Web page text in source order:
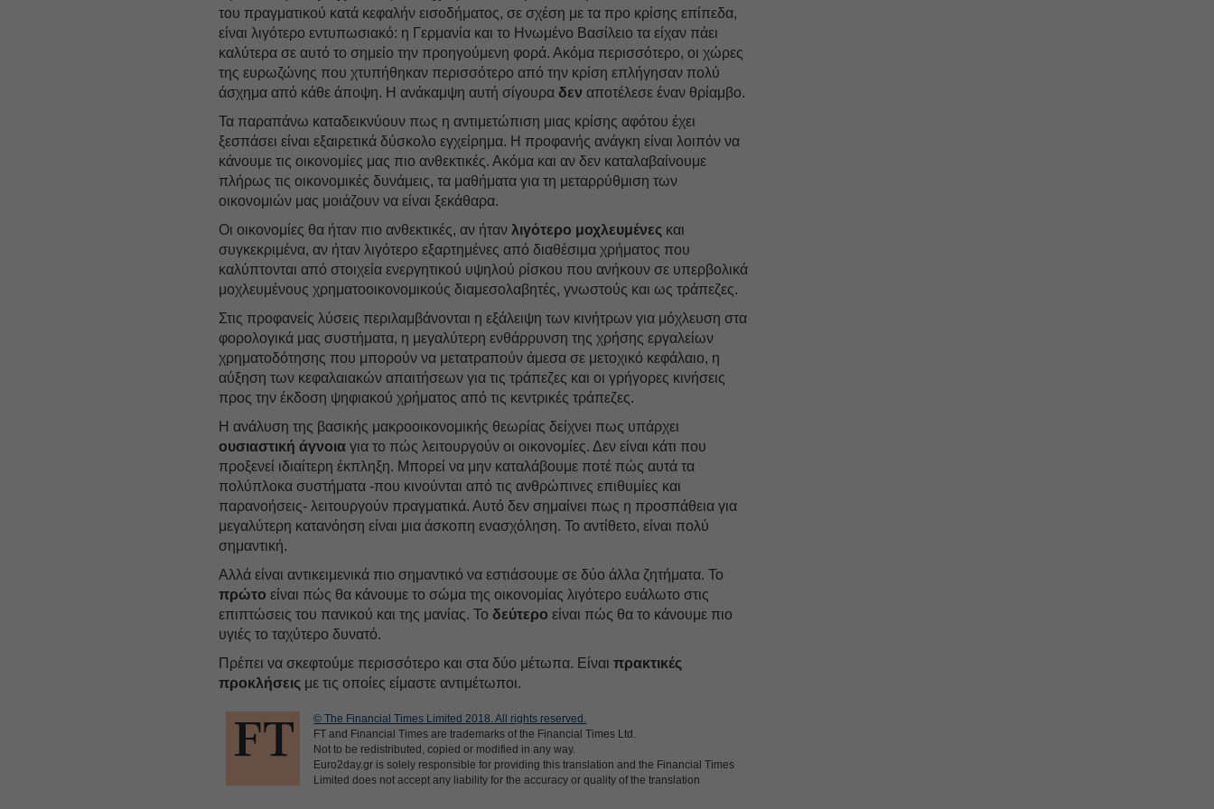
του πραγματικού κατά κεφαλήν εισοδήματος, σε σχέση με τα προ κρίσης επίπεδα,
είναι λιγότερο εντυπωσιακό: η Γερμανία και το Ηνωμένο Βασίλειο τα είχαν πάει
καλύτερα σε αυτό το σημείο την προηγούμενη φορά. Ακόμα περισσότερο, οι χώρες
της ευρωζώνης που χτυπήθηκαν περισσότερο από την κρίση επλήγησαν πολύ
άσχημα από κάθε άποψη. Η ανάκαμψη αυτή σίγουραδεν αποτέλεσε έναν θρίαμβο.
Τα παραπάνω καταδεικνύουν πως η αντιμετώπιση μιας κρίσης αφότου έχει
ξεσπάσει είναι εξαιρετικά δύσκολο εγχείρημα. Η προφανής ανάγκη είναι λοιπόν να
κάνουμε τις οικονομίες μας πιο ανθεκτικές. Ακόμα και αν δεν καταλαβαίνουμε
πλήρως τις οικονομικές δυνάμεις, τα μαθήματα για τη μεταρρύθμιση των
οικονομιών μας μοιάζουν να είναι ξεκάθαρα.
Οι οικονομίες θα ήταν πιο ανθεκτικές, αν ήταν λιγότερο μοχλευμένες και
συγκεκριμένα, αν ήταν λιγότερο εξαρτημένες από διαθέσιμα χρήματος που
καλύπτονται από στοιχεία ενεργητικού υψηλού ρίσκου που ανήκουν σε υπερβολικά
μοχλευμένους χρηματοοικονομικούς διαμεσολαβητές, γνωστούς και ως τράπεζες.
Στις προφανείς λύσεις περιλαμβάνονται η εξάλειψη των κινήτρων για μόχλευση στα
φορολογικά μας συστήματα, η μεγαλύτερη ενθάρρυνση της χρήσης εργαλείων
χρηματοδότησης που μπορούν να μετατραπούν άμεσα σε μετοχικό κεφάλαιο, η
αύξηση των κεφαλαιακών απαιτήσεων για τις τράπεζες και οι γρήγορες κινήσεις
προς την έκδοση ψηφιακού χρήματος από τις κεντρικές τράπεζες.
Η ανάλυση της βασικής μακροοικονομικής θεωρίας δείχνει πως υπάρχει
ουσιαστική άγνοια για το πώς λειτουργούν οι οικονομίες. Δεν είναι κάτι που
προξενεί ιδιαίτερη έκπληξη. Μπορεί να μην καταλάβουμε ποτέ πώς αυτά τα
πολύπλοκα συστήματα -που κινούνται από τις ανθρώπινες επιθυμίες και
παρανοήσεις- λειτουργούν πραγματικά. Αυτό δεν σημαίνει πως η προσπάθεια για
μεγαλύτερη κατανόηση είναι μια άσκοπη ενασχόληση. Το αντίθετο, είναι πολύ
σημαντική.
Αλλά είναι αντικειμενικά πιο σημαντικό να εστιάσουμε σε δύο άλλα ζητήματα. Το
πρώτο είναι πώς θα κάνουμε το σώμα της οικονομίας λιγότερο ευάλωτο στις
επιπτώσεις του πανικού και της μανίας. Τοδεύτερο είναι πώς θα το κάνουμε πιο
υγιές το ταχύτερο δυνατό.
Πρέπει να σκεφτούμε περισσότερο και στα δύο μέτωπα. Είναιπρακτικές
προκλήσεις με τις οποίες είμαστε αντιμέτωποι.
© The Financial Times Limited 2018. All rights reserved.
FT and Financial Times are trademarks of the Financial Times Ltd.
Not to be redistributed, copied or modified in any way.
Euro2day.gr is solely responsible for providing this translation and the Financial Times
Limited does not accept any liability for the accuracy or quality of the translation